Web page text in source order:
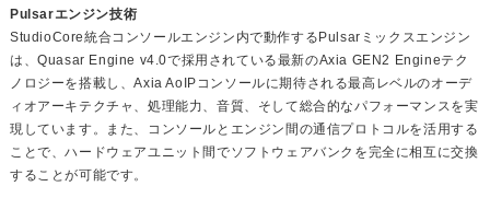
Pulsarエンジン技術
StudioCore統合コンソールエンジン内で動作するPulsarミックスエンジン
は、Quasar Engine v4.0で採用されている最新のAxia GEN2 Engineテク
ノロジーを搭載し、Axia AoIPコンソールに期待される最高レベルのオーデ
ィオアーキテクチャ、処理能力、音質、そして総合的なパフォーマンスを実
現しています。また、コンソールとエンジン間の通信プロトコルを活用する
ことで、ハードウェアユニット間でソフトウェアバンクを完全に相互に交換
することが可能です。